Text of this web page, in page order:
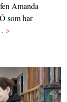
Amanda
som har
>